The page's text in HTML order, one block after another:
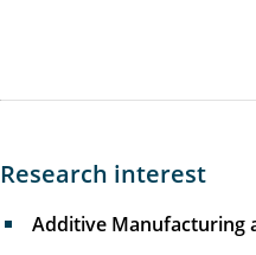
Research interest
Additive Manufacturing